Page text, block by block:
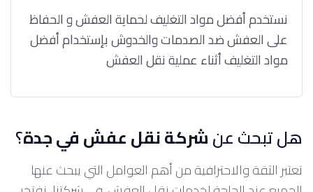
نستخدم أفضل مواد التغليف لحماية العفش و الحفاظ
على العفش ضد الصدمات والخدوش بإستخدام أفضل
مواد التغليف أثناء عملية نقل العفش
هل تبحث عنشركة نقل عفش في جدة؟
تعتبر الثقة والاحترافية من أهم العوامل التي يبحث عنها